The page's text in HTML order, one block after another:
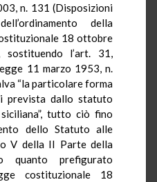
n. 131 (Disposizioni
della
18 ottobre
l’art. 31,
11 marzo 1953, n.
“la particolare forma
prevista dallo statuto
tutto ciò fino
dello Statuto alle
V della II Parte della
quanto prefigurato
costituzionale 18